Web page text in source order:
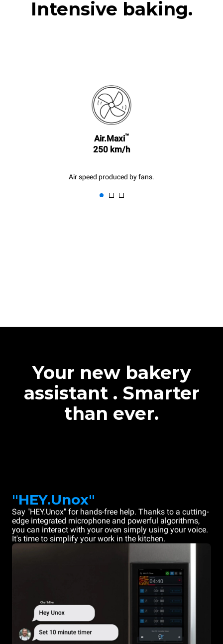
Intensive baking.
Air.Maxi™
250 km/h
Air speed produced by fans.
Your new bakery
assistant . Smarter
than ever.
"HEY.Unox"
Say "HEY.Unox" for hands-free help. Thanks to a cutting-
edge integrated microphone and powerful algorithms,
you can interact with your oven simply using your voice.
It's time to simplify your work in the kitchen.